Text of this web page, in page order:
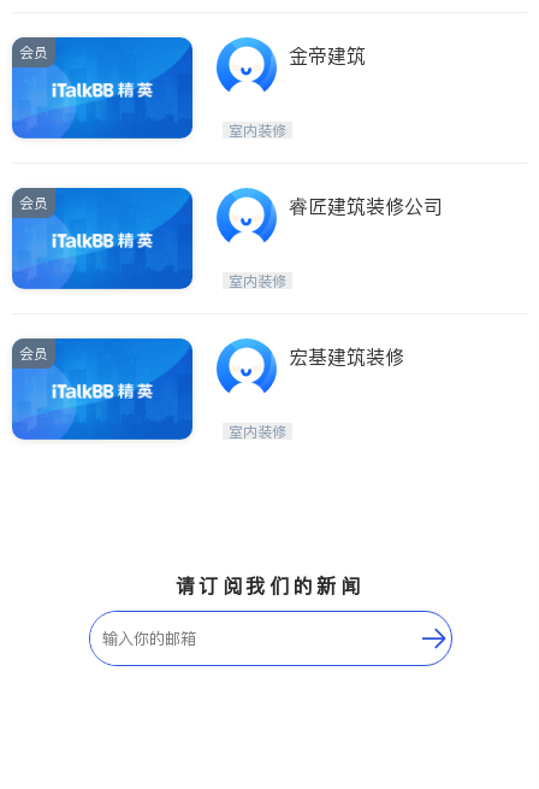
会员 金帝建筑
室内装修
会员 睿匠建筑装修公司
室内装修
会员 宏基建筑装修
室内装修
请订阅我们的新闻